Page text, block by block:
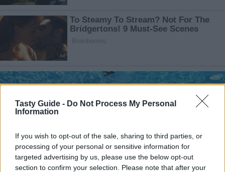
Tasty Guide - Do Not Process My Personal
Information
If you wish to opt-out of the sale, sharing to third parties, or
processing of your personal or sensitive information for
targeted advertising by us, please use the below opt-out
section to confirm your selection. Please note that after your